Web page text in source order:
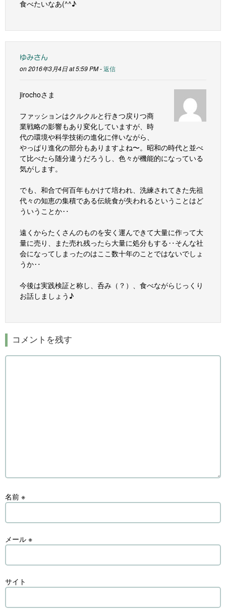
食べたいなあ(^^♪
ゆみさん
on 2016年3月4日 at 5:59 PM -返信
jirochoさま
ファッションはクルクルと行きつ戻りつ商
業戦略の影響もあり変化していますが、時
代の環境や科学技術の進化に伴いながら、
やっぱり進化の部分もありますよね〜。昭和の時代と並べ
て比べたら随分違うだろうし、色々が機能的になっている
気がします。
でも、和合で何百年もかけて培われ、洗練されてきた先祖
代々の知恵の集積である伝統食が失われるということはど
ういうことか‥
遠くからたくさんのものを安く運んできて大量に作って大
量に売り、また売れ残ったら大量に処分もする‥そんな社
会になってしまったのはここ数十年のことではないでしょ
うか‥
今後は実践検証と称し、呑み（？）、食べながらじっくり
お話しましょう♪
コメントを残す
名前 ※
メール ※
サイト